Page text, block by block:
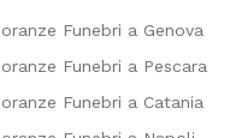
Funebri a Genova
Funebri a Pescara
Funebri a Catania